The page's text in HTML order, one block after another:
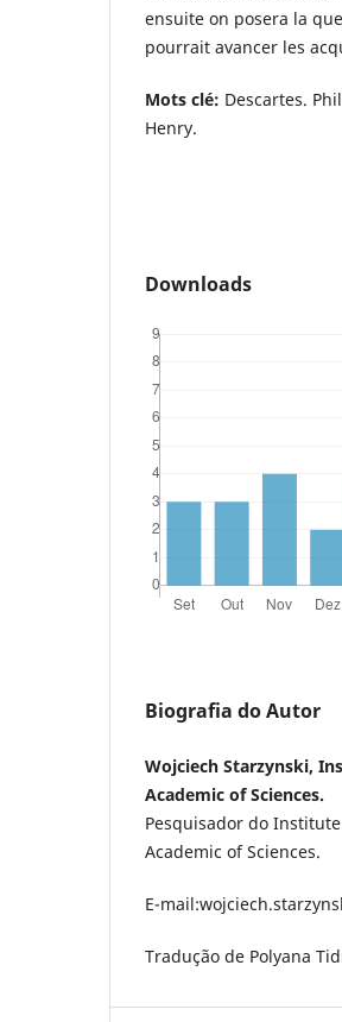
ensuite on posera la
pourrait avancer les
Mots clé: Descartes.
Henry.
Downloads
Biografia do Autor
Wojciech Starzynski,
Academic of Sciences.
Pesquisador do
Academic of Sciences.
E-
Tradução de Polyana